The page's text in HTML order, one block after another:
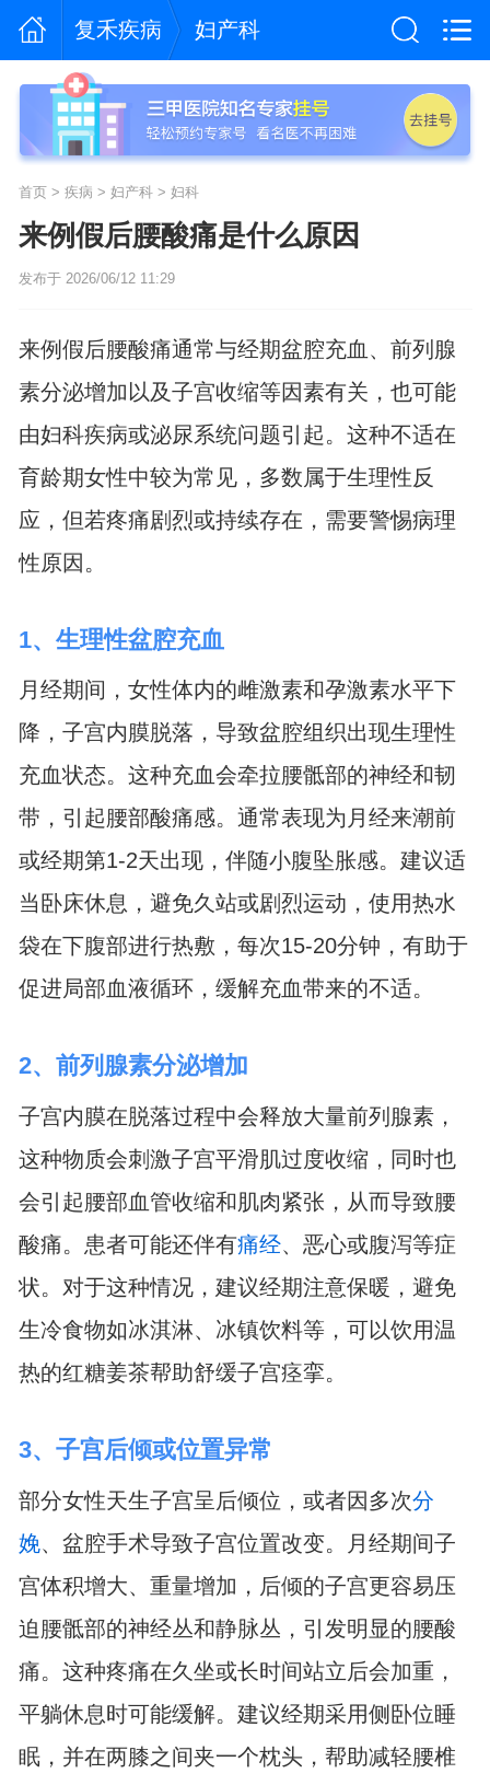
复禾疾病 妇产科
首页> 疾病 > 妇产科> 妇科
来例假后腰酸痛是什么原因
发布于 2026/06/12 11:29
来例假后腰酸痛通常与经期盆腔充血、前列腺
素分泌增加以及子宫收缩等因素有关，也可能
由妇科疾病或泌尿系统问题引起。这种不适在
育龄期女性中较为常见，多数属于生理性反
应，但若疼痛剧烈或持续存在，需要警惕病理
性原因。
1、生理性盆腔充血
月经期间，女性体内的雌激素和孕激素水平下
降，子宫内膜脱落，导致盆腔组织出现生理性
充血状态。这种充血会牵拉腰骶部的神经和韧
带，引起腰部酸痛感。通常表现为月经来潮前
或经期第1-2天出现，伴随小腹坠胀感。建议适
当卧床休息，避免久站或剧烈运动，使用热水
袋在下腹部进行热敷，每次15-20分钟，有助于
促进局部血液循环，缓解充血带来的不适。
2、前列腺素分泌增加
子宫内膜在脱落过程中会释放大量前列腺素，
这种物质会刺激子宫平滑肌过度收缩，同时也
会引起腰部血管收缩和肌肉紧张，从而导致腰
酸痛。患者可能还伴有痛经、恶心或腹泻等症
状。对于这种情况，建议经期注意保暖，避免
生冷食物如冰淇淋、冰镇饮料等，可以饮用温
热的红糖姜茶帮助舒缓子宫痉挛。
3、子宫后倾或位置异常
部分女性天生子宫呈后倾位，或者因多次分
娩、盆腔手术导致子宫位置改变。月经期间子
宫体积增大、重量增加，后倾的子宫更容易压
迫腰骶部的神经丛和静脉丛，引发明显的腰酸
痛。这种疼痛在久坐或长时间站立后会加重，
平躺休息时可能缓解。建议经期采用侧卧位睡
眠，并在两膝之间夹一个枕头，帮助减轻腰椎